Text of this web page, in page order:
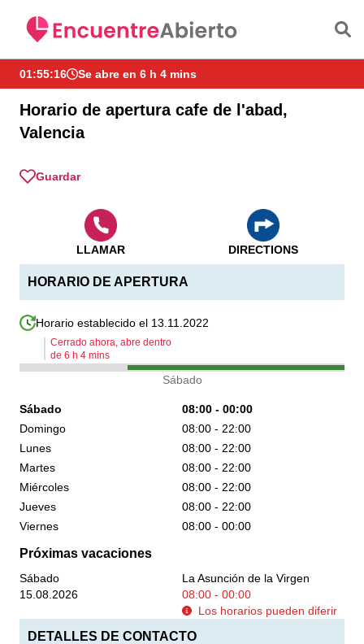
01:55:16 Se abre en 6 h 4 mins
Horario de apertura cafe de l'abad,
Valencia
Guardar
HORARIO DE APERTURA
Horario establecido el 13.11.2022
Cerrado ahora, abre dentro
de 6 h 4mins
Sábado
Sábado
08:00 - 00:00
Domingo
08:00 - 22:00
Lunes
08:00 - 22:00
Martes
08:00 - 22:00
Miércoles
08:00 - 22:00
Jueves
08:00 - 22:00
Viernes
08:00 - 00:00
Próximas vacaciones
Sábado
La Asunción de la Virgen
15.08.2026
08:00 - 00:00
Los horarios pueden diferir
DETALLES DE CONTACTO
LLAMAR DIRECTIONS